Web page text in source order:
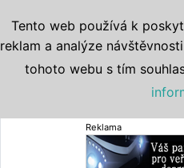
Reklama
Tento web používá k
reklam a analýze
tohoto webu s tím